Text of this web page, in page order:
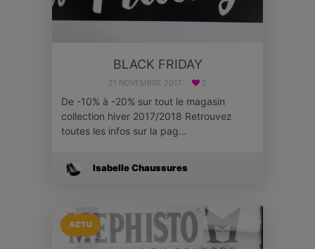
BLACK FRIDAY
21 NOVEMBRE 2017 2
De -10% à -20% sur tout le magasin
collection hiver 2017/2018 Retrouvez
toutes les infos sur la pag…
Isabelle Chaussures
ACTU